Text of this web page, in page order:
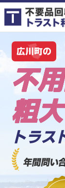
広川町の
不
粗
トラス